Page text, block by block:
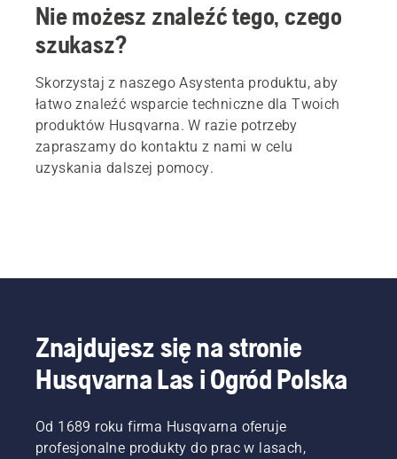
Nie możesz znaleźć tego, czego
szukasz?
Skorzystaj z naszego Asystenta produktu, aby
łatwo znaleźć wsparcie techniczne dla Twoich
produktów Husqvarna. W razie potrzeby
zapraszamy do kontaktu z nami w celu
uzyskania dalszej pomocy.
Znajdujesz się na stronie
Husqvarna Las i Ogród Polska
Od 1689 roku firma Husqvarna oferuje
profesjonalne produkty do prac w lasach,